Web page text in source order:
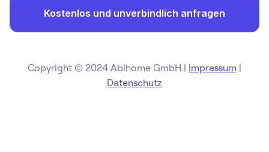
Copyright © 2024 Abihome GmbH | Impressum |
Datenschutz